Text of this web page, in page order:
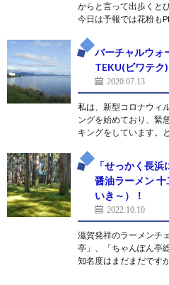
からと言って出歩くと
今日は予報では花粉も
バーチャルウォ
TEKU(ビワテク)
2020.07.13
私は、新型コロナウィ
ングを始めており、緊
キングをしています。
「せっかく長
醤油ラーメン
いき～）！
2022.10.10
滋賀発祥のラーメンチ
亭」、「ちゃんぽん亭
知名度はまだまだです